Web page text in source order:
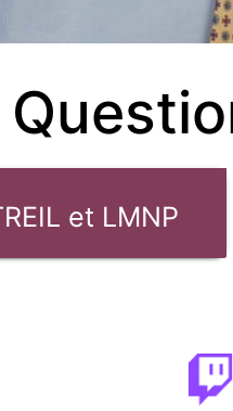
et LMNP